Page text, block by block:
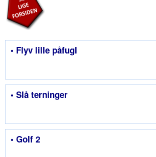
• Flyv lille påfugl
• Slå terninger
• Golf 2